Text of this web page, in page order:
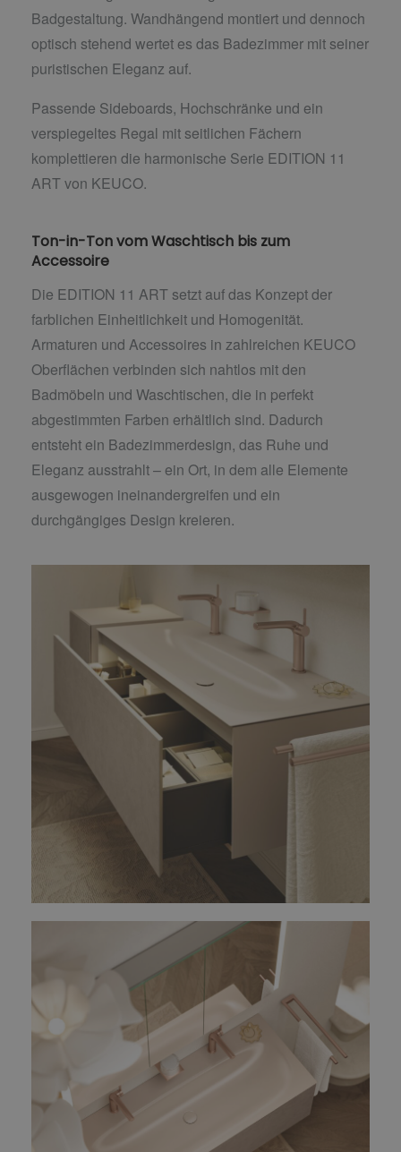
Badgestaltung. Wandhängend montiert und dennoch
optisch stehend wertet es das Badezimmer mit seiner
puristischen Eleganz auf.
Passende Sideboards, Hochschränke und ein
verspiegeltes Regal mit seitlichen Fächern
komplettieren die harmonische Serie EDITION 11
ART von KEUCO.
Ton-in-Ton vom Waschtisch bis zum
Accessoire
Die EDITION 11 ART setzt auf das Konzept der
farblichen Einheitlichkeit und Homogenität.
Armaturen und Accessoires in zahlreichen KEUCO
Oberflächen verbinden sich nahtlos mit den
Badmöbeln und Waschtischen, die in perfekt
abgestimmten Farben erhältlich sind. Dadurch
entsteht ein Badezimmerdesign, das Ruhe und
Eleganz ausstrahlt – ein Ort, in dem alle Elemente
ausgewogen ineinandergreifen und ein
durchgängiges Design kreieren.